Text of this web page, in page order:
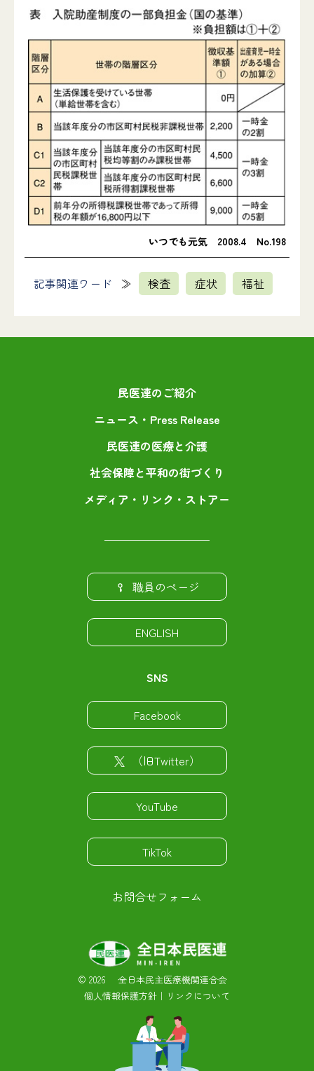
いつでも元気 2008.4 No.198
記事関連ワード 検査 症状 福祉
民医連のご紹介
ニュース・Press Release
民医連の医療と介護
社会保障と平和の街づくり
メディア・リンク・ストアー
職員のページ
ENGLISH
SNS
Facebook
（旧Twitter）
YouTube
TikTok
お問合せフォーム
© 2026 全日本民主医療機関連合会
個人情報保護方針 ｜ リンクについて